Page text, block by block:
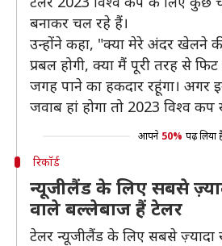
बनाकर चल रहे हैं।
उन्होंने कहा, "क्या मेरे अंदर खेलने
प्रबल होगी, क्या मैं पूरी तरह से
जगह पाने का हकदार रहूंगा। अगर
जवाब हां होगा तो 2023 विश्व
आपने 50% पढ़ लिया
रिकॉर्ड
न्यूजीलैंड के लिए सबसे
वाले बल्लेबाज हैं टेलर
टेलर न्यूजीलैंड के लिए सबसे ज़्यादा